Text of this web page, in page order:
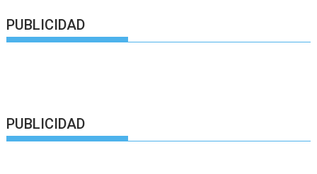
PUBLICIDAD
PUBLICIDAD